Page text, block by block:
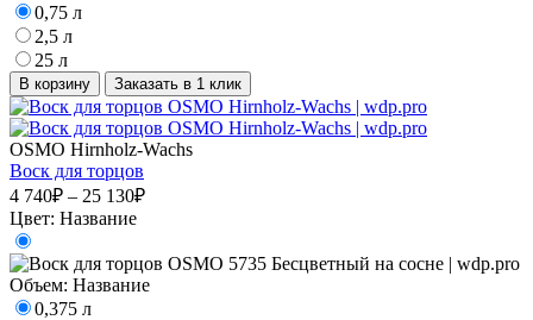
0,75 л
2,5 л
25 л
В корзину Заказать в 1 клик
OSMO Hirnholz-Wachs
Воск для торцов
4 740₽ – 25 130₽
Цвет: Название
Объем: Название
0,375 л